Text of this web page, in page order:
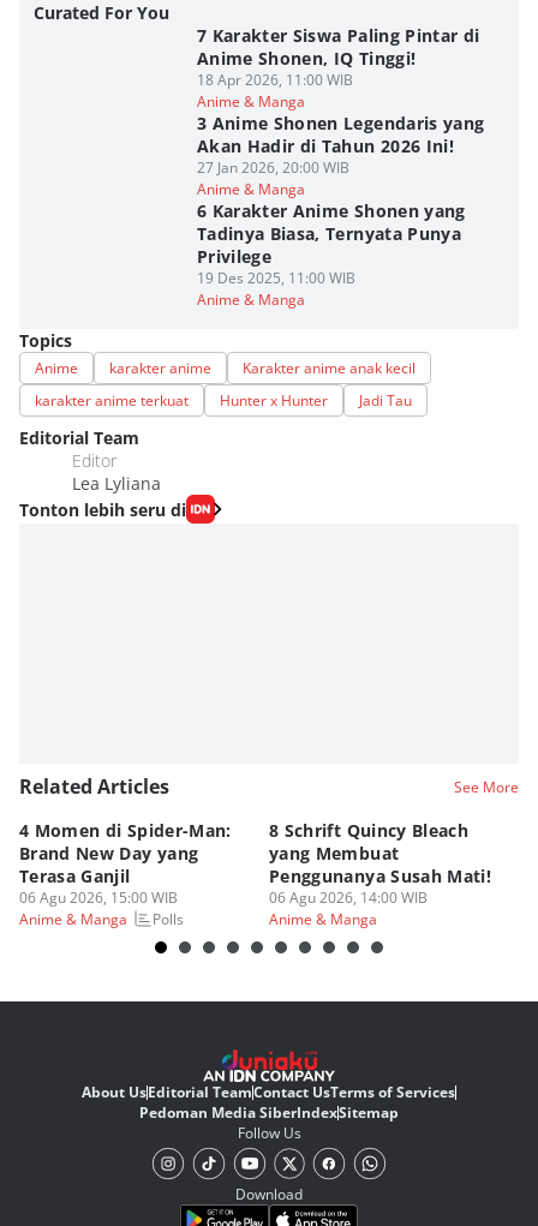
Curated For You
7 Karakter Siswa Paling Pintar di
Anime Shonen, IQ Tinggi!
18 Apr 2026, 11:00 WIB
Anime & Manga
3 Anime Shonen Legendaris yang
Akan Hadir di Tahun 2026 Ini!
27 Jan 2026, 20:00 WIB
Anime & Manga
6 Karakter Anime Shonen yang
Tadinya Biasa, Ternyata Punya
Privilege
19 Des 2025, 11:00 WIB
Anime & Manga
Topics
Anime karakter anime
Karakter anime anak kecil
karakter anime terkuat
Hunter x Hunter Jadi Tau
Editorial Team
Editor
Lea Lyliana
Tonton lebih seru di
Related Articles See More
4 Momen di Spider-Man:
Brand New Day yang
Terasa Ganjil
06 Agu 2026, 15:00 WIB
Anime & Manga
Polls
8 Schrift Quincy Bleach
yang Membuat
Penggunanya Susah Mati!
06 Agu 2026, 14:00 WIB
Anime & Manga
About UsEditorial TeamContact UsTerms of Services
Pedoman Media SiberIndexSitemap
Follow Us
Download